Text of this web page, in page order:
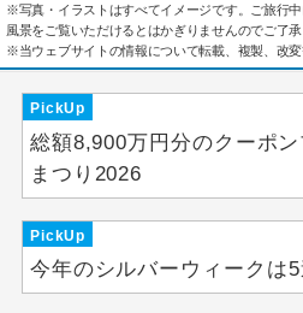
※写真・イラストはすべてイメージです。ご旅行
風景をご覧いただけるとはかぎりませんのでご了承
※当ウェブサイトの情報について転載、複製、改変
PickUp
総額8,900万円分のクーポ
まつり2026
PickUp
今年のシルバーウィークは5